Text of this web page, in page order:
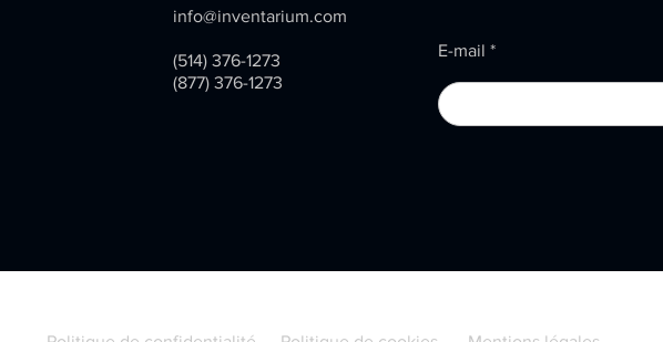
info@inventarium.com
(514) 376-1273
(877) 376-1273
E-mail